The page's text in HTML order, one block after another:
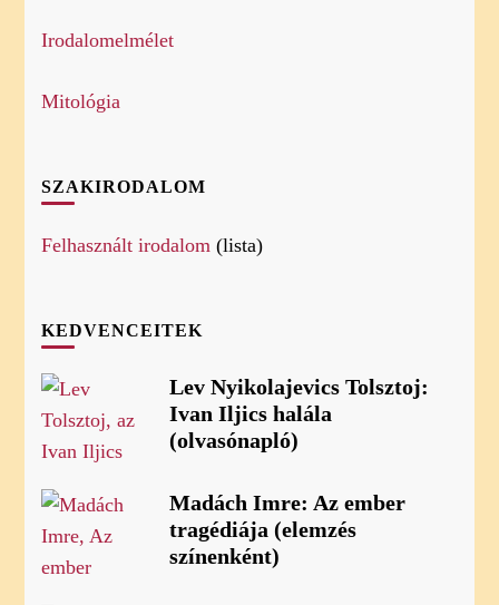
Irodalomelmélet
Mitológia
SZAKIRODALOM
Felhasznált irodalom (lista)
KEDVENCEITEK
Lev Nyikolajevics Tolsztoj:
Ivan Iljics halála
(olvasónapló)
Madách Imre: Az ember
tragédiája (elemzés
színenként)